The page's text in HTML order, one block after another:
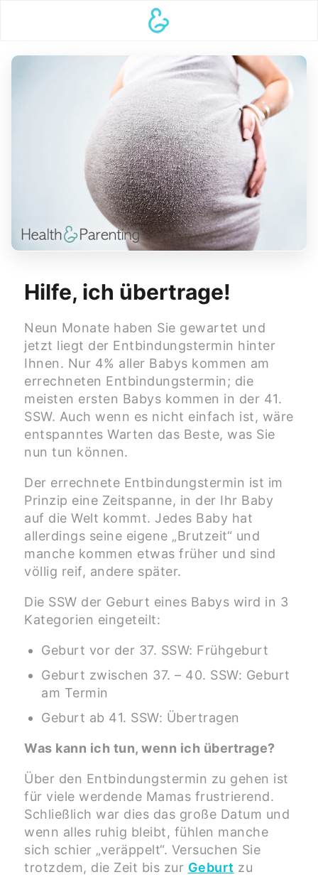
Hilfe, ich übertrage!
Neun Monate haben Sie gewartet und
jetzt liegt der Entbindungstermin hinter
Ihnen. Nur 4% aller Babys kommen am
errechneten Entbindungstermin; die
meisten ersten Babys kommen in der 41.
SSW. Auch wenn es nicht einfach ist, wäre
entspanntes Warten das Beste, was Sie
nun tun können.
Der errechnete Entbindungstermin ist im
Prinzip eine Zeitspanne, in der Ihr Baby
auf die Welt kommt. Jedes Baby hat
allerdings seine eigene „Brutzeit“ und
manche kommen etwas früher und sind
völlig reif, andere später.
Die SSW der Geburt eines Babys wird in 3
Kategorien eingeteilt:
Geburt vor der 37. SSW: Frühgeburt
Geburt zwischen 37. – 40. SSW: Geburt
am Termin
Geburt ab 41. SSW: Übertragen
Was kann ich tun, wenn ich übertrage?
Über den Entbindungstermin zu gehen ist
für viele werdende Mamas frustrierend.
Schließlich war dies das große Datum und
wenn alles ruhig bleibt, fühlen manche
sich schier „veräppelt“. Versuchen Sie
trotzdem, die Zeit bis zur Geburt zu